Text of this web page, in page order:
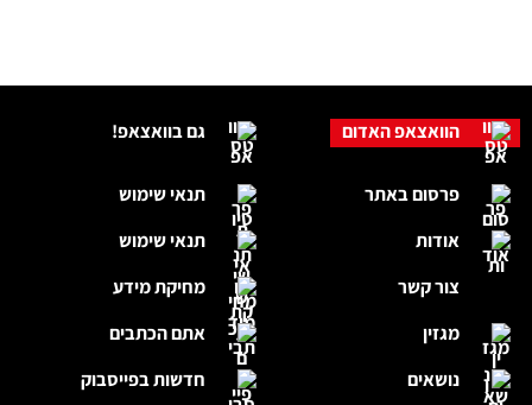
גם בוואצאפ!
תנאי שימוש
תנאי שימוש
מחיקת מידע
אתם הכתבים
חדשות בפייסבוק
הוואצאפ האדום
פרסום באתר
אודות
צור קשר
מגזין
נושאים